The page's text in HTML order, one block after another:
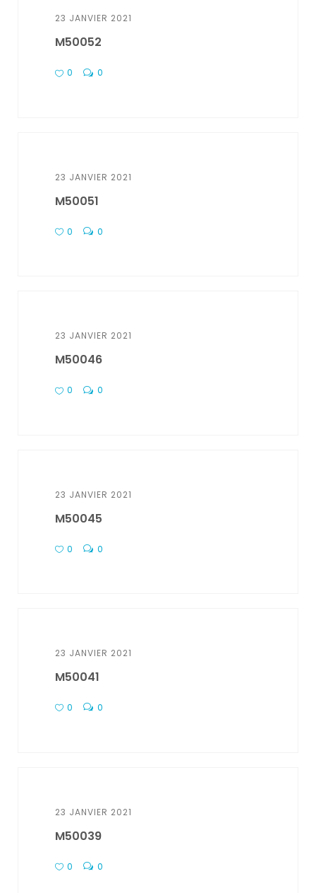
23 JANVIER 2021
M50052
0 0
23 JANVIER 2021
M50051
0 0
23 JANVIER 2021
M50046
0 0
23 JANVIER 2021
M50045
0 0
23 JANVIER 2021
M50041
0 0
23 JANVIER 2021
M50039
0 0